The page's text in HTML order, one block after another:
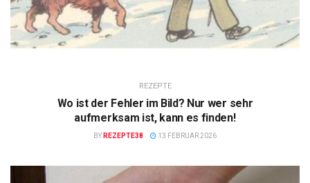
REZEPTE
Wo ist der Fehler im Bild? Nur wer sehr
aufmerksam ist, kann es finden!
BY REZEPTE38 13 FEBRUAR 2026